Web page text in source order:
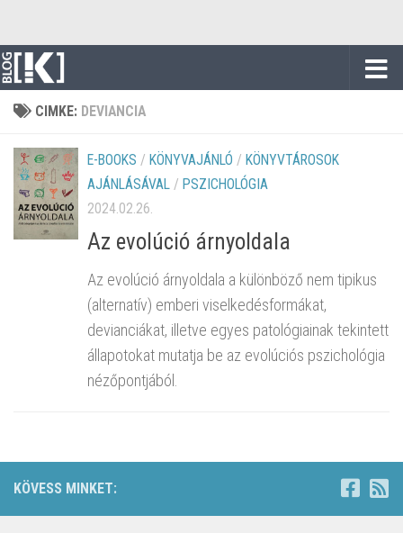
CIMKE: DEVIANCIA
E-BOOKS / KÖNYVAJÁNLÓ / KÖNYVTÁROSOK
AJÁNLÁSÁVAL / PSZICHOLÓGIA
2024.02.26.
Az evolúció árnyoldala
Az evolúció árnyoldala a különböző nem tipikus
(alternatív) emberi viselkedésformákat,
devianciákat, illetve egyes patológiainak tekintett
állapotokat mutatja be az evolúciós pszichológia
nézőpontjából.
KÖVESS MINKET: